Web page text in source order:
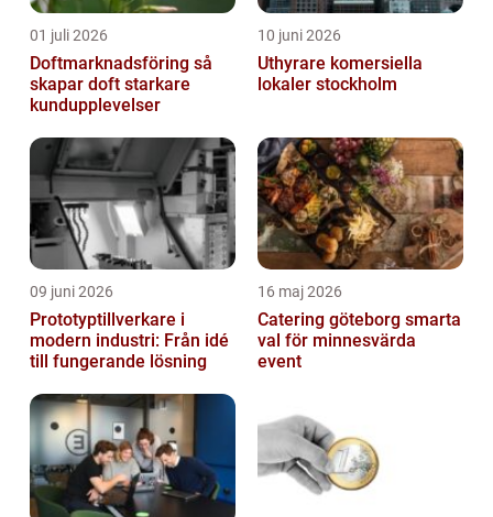
01 juli 2026
Doftmarknadsföring så
skapar doft starkare
kundupplevelser
10 juni 2026
Uthyrare komersiella
lokaler stockholm
09 juni 2026
Prototyptillverkare i
modern industri: Från idé
till fungerande lösning
16 maj 2026
Catering göteborg smarta
val för minnesvärda
event